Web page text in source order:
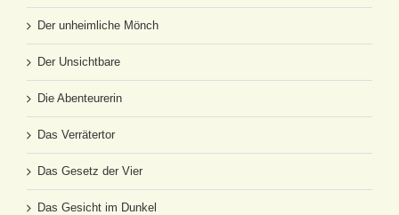
Der unheimliche Mönch
Der Unsichtbare
Die Abenteurerin
Das Verrätertor
Das Gesetz der Vier
Das Gesicht im Dunkel